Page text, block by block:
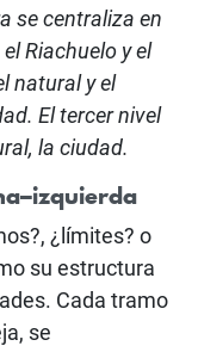
se centraliza en
Riachuelo y el
natural y el
El tercer nivel
la ciudad.
¿límites? o
su estructura
Cada tramo
se